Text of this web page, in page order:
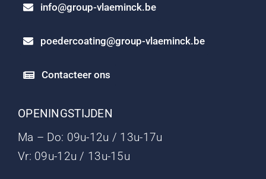
info@group-vlaeminck.be
poedercoating@group-vlaeminck.be
Contacteer ons
OPENINGSTIJDEN
Ma – Do: 09u-12u / 13u-17u
Vr: 09u-12u / 13u-15u